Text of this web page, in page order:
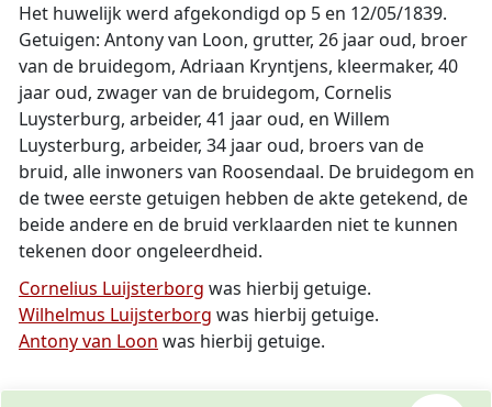
Het huwelijk werd afgekondigd op 5 en 12/05/1839.
Getuigen: Antony van Loon, grutter, 26 jaar oud, broer
van de bruidegom, Adriaan Kryntjens, kleermaker, 40
jaar oud, zwager van de bruidegom, Cornelis
Luysterburg, arbeider, 41 jaar oud, en Willem
Luysterburg, arbeider, 34 jaar oud, broers van de
bruid, alle inwoners van Roosendaal. De bruidegom en
de twee eerste getuigen hebben de akte getekend, de
beide andere en de bruid verklaarden niet te kunnen
tekenen door ongeleerdheid.
Cornelius Luijsterborg was hierbij getuige.
Wilhelmus Luijsterborg was hierbij getuige.
Antony van Loon was hierbij getuige.